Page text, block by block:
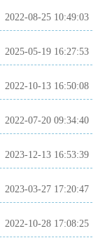
2022-08-25 10:49:03
2025-05-19 16:27:53
2022-10-13 16:50:08
2022-07-20 09:34:40
2023-12-13 16:53:39
2023-03-27 17:20:47
2022-10-28 17:08:25